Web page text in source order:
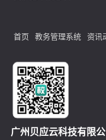
首页 教务管理系统 资讯
广州贝应云科技有限